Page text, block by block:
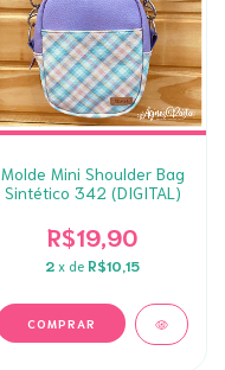
Molde Mini Shoulder Bag
Sintético 342 (DIGITAL)
R$19,90
2 x de R$10,15